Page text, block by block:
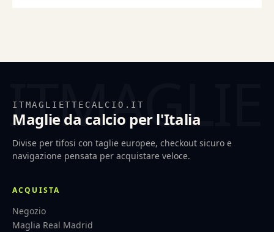
ITMAGLIETTECALCIO.IT
Maglie da calcio per l'Italia
Divise per tifosi con taglie europee, checkout sicuro e
navigazione pensata per acquistare veloce.
ACQUISTA
Negozio
Maglia Real Madrid